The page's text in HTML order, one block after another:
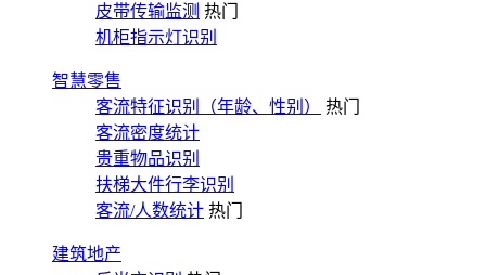
皮带传输监测 热门
机柜指示灯识别
智慧零售
客流特征识别（年龄、性别）
热门
客流密度统计
贵重物品识别
扶梯大件行李识别
客流/人数统计 热门
建筑地产